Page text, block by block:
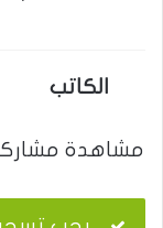
الكاتب
مشاهدة